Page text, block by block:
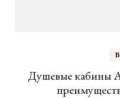
Душевые кабины